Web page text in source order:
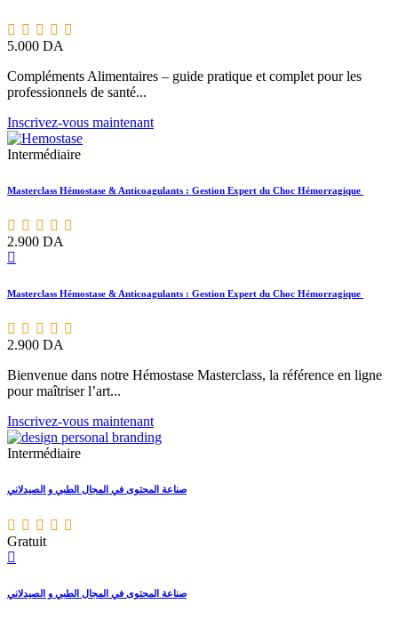
5.000 DA
Compléments Alimentaires – guide pratique et complet pour les
professionnels de santé...
Inscrivez-vous maintenant
Intermédiaire
Masterclass Hémostase & Anticoagulants : Gestion Expert du Choc Hémorragique
2.900 DA
Masterclass Hémostase & Anticoagulants : Gestion Expert du Choc Hémorragique
2.900 DA
Bienvenue dans notre Hémostase Masterclass, la référence en ligne
pour maîtriser l’art...
Inscrivez-vous maintenant
Intermédiaire
صناعة المحتوى في المجال الطبي و الصيدلاني
Gratuit
صناعة المحتوى في المجال الطبي و الصيدلاني